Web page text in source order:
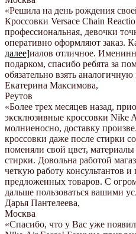
«Решила на день рождения
Кроссовки Versace Chain
профессиональная, девочки
оперативно оформляют заказ.
далее]иалов отличное.
подарком, спасибо ребята за
обязательно взять
Екатерина Максимова,
Реутов
«Более трех месяцев назад,
эксклюзивные кроссовки Nike
молниеносно, доставку
кроссовки даже после стирки
поменяли свой цвет,
стирки. Довольна работой
четкую работу консультантов и
предложенных товаров. С
дальше пользоваться вашими
Дарья Пантелеева,
Москва
«Спасибо, что у Вас уже